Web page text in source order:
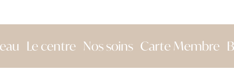
Le centre Nos soins Carte Membre